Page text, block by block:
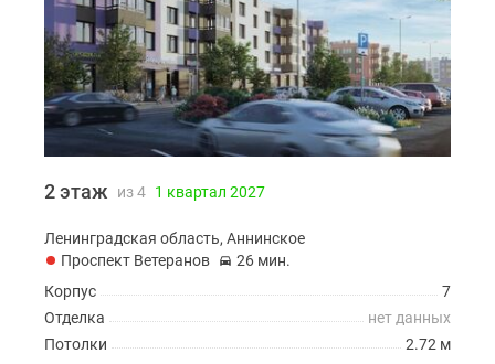
2 этаж из 4 1 квартал 2027
Ленинградская область, Аннинское
Проспект Ветеранов
26 мин.
7
Корпус
нет данных
Отделка
2.72 м
Потолки